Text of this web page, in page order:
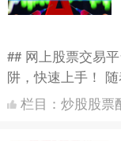
## 网上股票交易
阱，快速上手！
交易平台已经成为
市场上琳....
栏目： 炒股股票